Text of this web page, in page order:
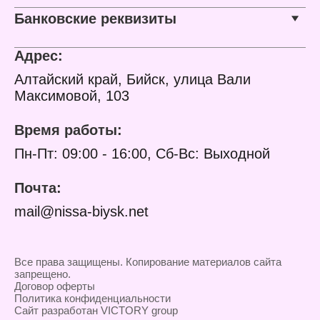
Банковские реквизиты
Адрес:
Алтайский край, Бийск, улица Вали
Максимовой, 103
Время работы:
Пн-Пт: 09:00 - 16:00, Сб-Вс: Выходной
Почта:
mail@nissa-biysk.net
Все права защищены. Копирование материалов сайта
запрещено.
Договор оферты
Политика конфиденциальности
Сайт разработан VICTORY group